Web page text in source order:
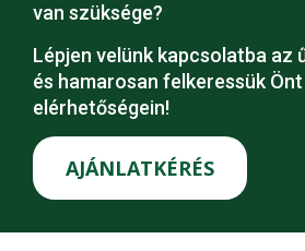
van szüksége?
Lépjen velünk kapcsolatba az
és hamarosan felkeressük
elérhetőségein!
AJÁNLATKÉRÉS